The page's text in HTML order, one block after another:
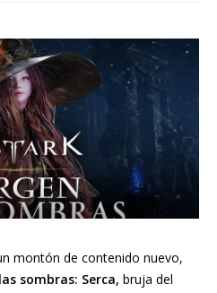
montón de contenido nuevo,
sombras: Serca, bruja del